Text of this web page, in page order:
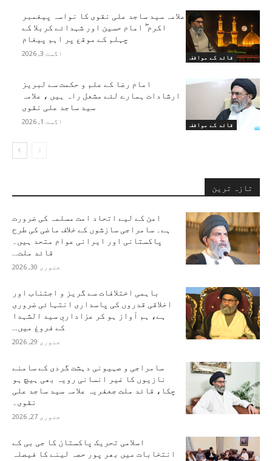
قائد کے مواقف
علامہ سید ساجد علی نقوی کا نواسہ پیغمبر
اکرم ۖ امام حسین اور شہدائے کربلا کے
چہلم کے موقع پر اہم پیغام
اگست 3, 2026
قائد کے مواقف
امام رضا کے علم و حکمت سے لبریز
ارشادات ہمارے لئے مشعل راہ ہیں ، علامہ
سید ساجد علی نقوی
اگست 1, 2026
تازہ ترین
امن کے لیے اتحاد امت مسلمہ کی ضرورت
ہے۔ سامراجی سازشوں کے خلاف ماضی کی طرح
پاکستانی اور ایرانی عوام متحد ہیں۔
قائد ملت...
جنوری 30, 2026
باہمی اختلافات سے گریز و اجتناب اور
اخلاقی قدروں کی پاسداری انتہائی ضروری
ہے، ہم آواز ہو کر عزاداریِ سید الشہدا
کے فروغ میں...
جنوری 29, 2026
سامراجی و صہیونی دہشت گردی کے سامنے
نازیوں کا غیر انسانی رویہ بھی ہیچ ہو
چکا، قائد ملت جعفریہ علامہ سید ساجد علی
نقوی۔
جنوری 27, 2026
اسلامی تحریک پاکستان کا جی بی کے
انتخابات میں بھر پور حصہ لینے کا فیصلہ